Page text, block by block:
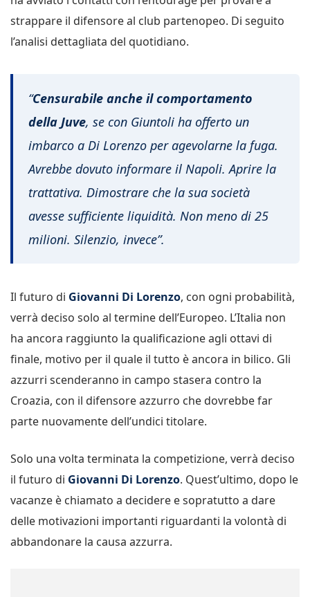
strappare il difensore al club partenopeo. Di seguito
l’analisi dettagliata del quotidiano.
“Censurabile anche il comportamento
della Juve, se con Giuntoli ha offerto un
imbarco a Di Lorenzo per agevolarne la fuga.
Avrebbe dovuto informare il Napoli. Aprire la
trattativa. Dimostrare che la sua società
avesse sufficiente liquidità. Non meno di 25
milioni. Silenzio, invece”.
Il futuro di Giovanni Di Lorenzo, con ogni probabilità,
verrà deciso solo al termine dell’Europeo. L’Italia non
ha ancora raggiunto la qualificazione agli ottavi di
finale, motivo per il quale il tutto è ancora in bilico. Gli
azzurri scenderanno in campo stasera contro la
Croazia, con il difensore azzurro che dovrebbe far
parte nuovamente dell’undici titolare.
Solo una volta terminata la competizione, verrà deciso
il futuro di Giovanni Di Lorenzo. Quest’ultimo, dopo le
vacanze è chiamato a decidere e sopratutto a dare
delle motivazioni importanti riguardanti la volontà di
abbandonare la causa azzurra.